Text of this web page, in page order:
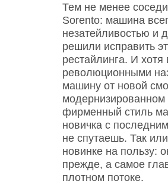
Тем не менее
Sorento: машина
незатейливостью и
решили исправить
рестайлинга. И
революционными
машину от новой
фирменный стиль
новичка с
не спутаешь. Так
новинке на пользу:
прежде, а самое
плотном потоке.